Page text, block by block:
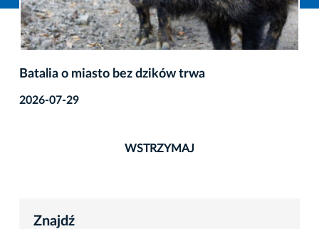
Batalia o miasto bez dzików trwa
2026-07-29
WSTRZYMAJ
Znajdź